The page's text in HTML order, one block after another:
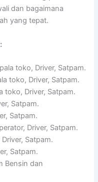
dan bagaimana
yang tepat.
toko, Driver, Satpam.
toko, Driver, Satpam.
toko, Driver, Satpam.
Satpam.
Satpam.
Driver, Satpam.
Satpam.
Satpam.
Bensin dan